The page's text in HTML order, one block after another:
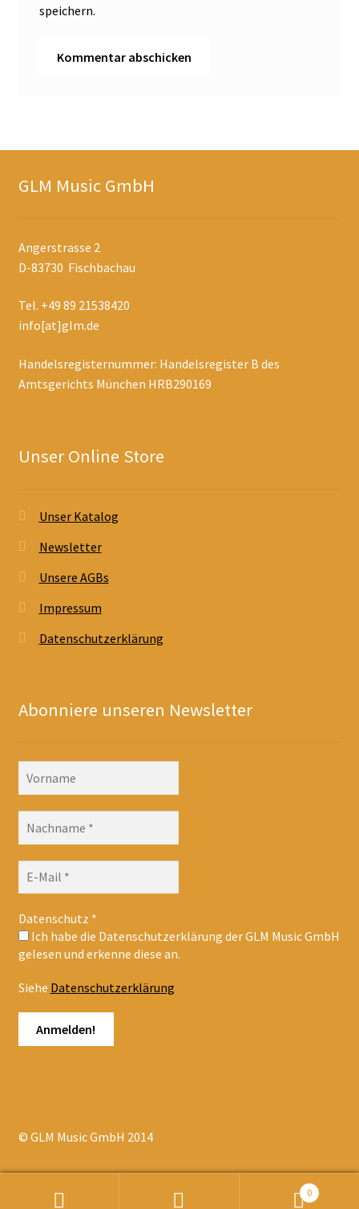
speichern.
GLM Music GmbH
Angerstrasse 2
D-83730 Fischbachau
Tel. +49 89 21538420
info[at]glm.de
Handelsregisternummer: Handelsregister B des
Amtsgerichts München HRB290169
Unser Online Store
Unser Katalog
Newsletter
Unsere AGBs
Impressum
Datenschutzerklärung
Abonniere unseren Newsletter
Datenschutz *
Ich habe die Datenschutzerklärung der GLM Music GmbH
gelesen und erkenne diese an.
Siehe Datenschutzerklärung
© GLM Music GmbH 2014
0